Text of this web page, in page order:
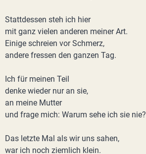
Stattdessen steh ich hier
mit ganz vielen anderen meiner Art.
Einige schreien vor Schmerz,
andere fressen den ganzen Tag.
Ich für meinen Teil
denke wieder nur an sie,
an meine Mutter
und frage mich: Warum sehe ich sie nie?
Das letzte Mal als wir uns sahen,
war ich noch ziemlich klein.